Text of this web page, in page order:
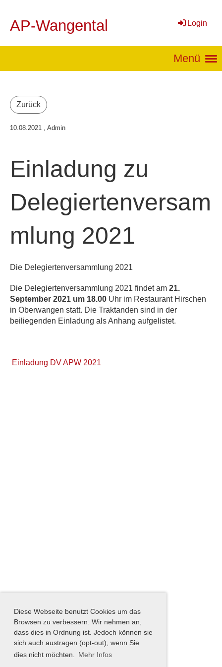
Diese Webseite benutzt Cookies um das
Browsen zu verbessern. Wir nehmen an,
dass dies in Ordnung ist. Jedoch können sie
sich auch austragen (opt-out), wenn Sie
dies nicht möchten.
Mehr Infos
AP-Wangental Login
Menü
Zurück
10.08.2021 , Admin
Einladung zu
Delegiertenversam
mlung 2021
Die Delegiertenversammlung 2021
Die Delegiertenversammlung 2021 findet am 21.
September 2021 um 18.00 Uhr im Restaurant Hirschen
in Oberwangen statt. Die Traktanden sind in der
beiliegenden Einladung als Anhang aufgelistet.
Einladung DV APW 2021